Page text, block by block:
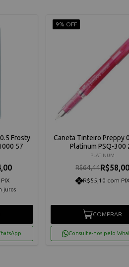
Frosty
57
juros
9% OFF
Caneta Tinteiro Preppy
Platinum PSQ-300
PLATINUM
R$64,44R$58,00
R$55,10 com PIX
COMPRAR
Consulte-nos pelo